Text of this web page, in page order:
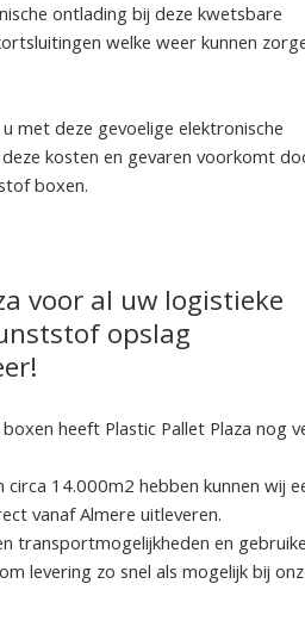
ontlading bij deze kwetsbare
welke weer kunnen
met deze gevoelige elektronische
kosten en gevaren voorkomt
boxen.
voor al uw logistieke
opslag
heeft Plastic Pallet Plaza nog
14.000m2 hebben kunnen wij
vanaf Almere uitleveren.
transportmogelijkheden en
levering zo snel als mogelijk bij